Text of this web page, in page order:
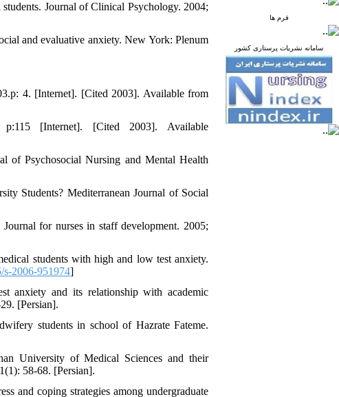
فرم ها
سامانه نشریات پرستاری کشور
Journal of Clinical Psychology. 2004;
and evaluative anxiety. New York: Plenum
4. [Internet]. [Cited 2003]. Available from
[Internet]. [Cited 2003]. Available
of Psychosocial Nursing and Mental Health
Students? Mediterranean Journal of Social
for nurses in staff development. 2005;
students with high and low test anxiety.
2006-951974]
anxiety and its relationship with academic
[Persian].
students in school of Hazrate Fateme.
University of Medical Sciences and their
58-68. [Persian].
and coping strategies among undergraduate